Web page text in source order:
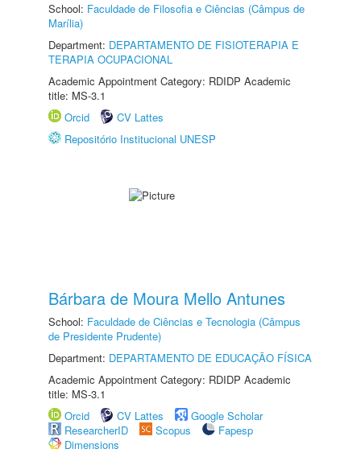
School: Faculdade de Filosofia e Ciências (Câmpus de
Marília)
Department: DEPARTAMENTO DE FISIOTERAPIA E
TERAPIA OCUPACIONAL
Academic Appointment Category: RDIDP Academic
title: MS-3.1
Orcid
CV Lattes
Repositório Institucional UNESP
Bárbara de Moura Mello Antunes
School: Faculdade de Ciências e Tecnologia (Câmpus
de Presidente Prudente)
Department: DEPARTAMENTO DE EDUCAÇÃO FÍSICA
Academic Appointment Category: RDIDP Academic
title: MS-3.1
Orcid
CV Lattes
Google Scholar
ResearcherID
Scopus
Fapesp
Dimensions